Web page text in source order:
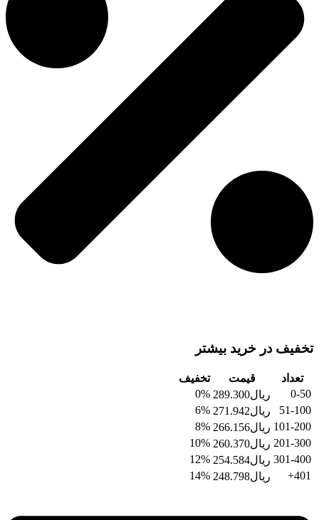
تخفیف در خرید بیشتر
تعداد قیمت
تخفیف
0-50
ریال289.300
0%
51-100
ریال271.942
6%
101-200 ریال266.156
8%
201-300 ریال260.370
10%
301-400 ریال254.584
12%
401+
ریال248.798
14%